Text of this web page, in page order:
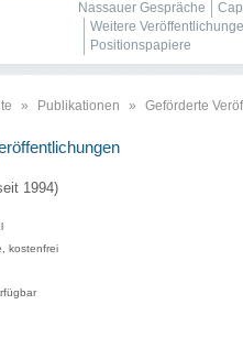
Nassauer Gespräche
Weitere
Positionspapiere
» Publikationen » Geförderte
1994)
kostenfrei